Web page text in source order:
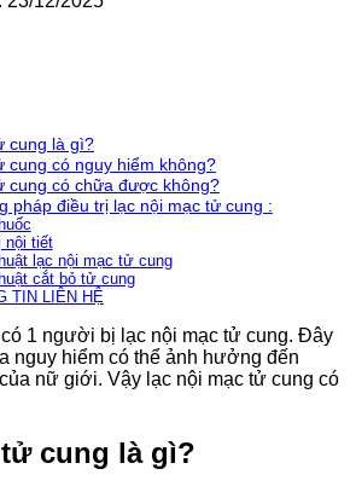
cung là gì?
cung có nguy hiểm không?
cung có chữa được không?
pháp điều trị lạc nội mạc tử cung :
nội tiết
lạc nội mạc tử cung
cắt bỏ tử cung
TIN LIÊN HỆ
1 người bị lạc nội mạc tử cung. Đây
nguy hiểm có thể ảnh hưởng đến
nữ giới. Vậy lạc nội mạc tử cung có
cung là gì?